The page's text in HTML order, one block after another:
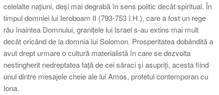
celelalte națiuni, deși mai degrabă în sens politic decât spiritual. În
timpul domniei lui Ieroboam II (793-753 î.H.), care a fost un rege
rău înaintea Domnului, granițele lui Israel s-au extins mai mult
decât oricând de la domnia lui Solomon. Prosperitatea dobândită a
avut drept urmare o cultură materialistă în care se dezvolta
nestingherit nedreptatea față de cei săraci și asupriți, acesta fiind
unul dintre mesajele cheie ale lui Amos, profetul contemporan cu
Iona.